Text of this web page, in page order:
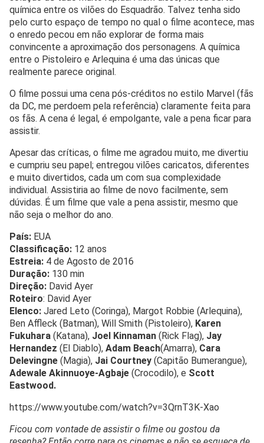
química entre os vilões do Esquadrão. Talvez tenha sido
pelo curto espaço de tempo no qual o filme acontece, mas
o enredo pecou em não explorar de forma mais
convincente a aproximação dos personagens. A química
entre o Pistoleiro e Arlequina é uma das únicas que
realmente parece original.
O filme possui uma cena pós-créditos no estilo Marvel (fãs
da DC, me perdoem pela referência) claramente feita para
os fãs. A cena é legal, é empolgante, vale a pena ficar para
assistir.
Apesar das críticas, o filme me agradou muito, me divertiu
e cumpriu seu papel; entregou vilões caricatos, diferentes
e muito divertidos, cada um com sua complexidade
individual. Assistiria ao filme de novo facilmente, sem
dúvidas. É um filme que vale a pena assistir, mesmo que
não seja o melhor do ano.
País: EUA
Classificação: 12 anos
Estreia: 4 de Agosto de 2016
Duração: 130 min
Direção: David Ayer
Roteiro: David Ayer
Elenco: Jared Leto (Coringa), Margot Robbie (Arlequina),
Ben Affleck (Batman), Will Smith (Pistoleiro), Karen
Fukuhara (Katana), Joel Kinnaman (Rick Flag), Jay
Hernandez (El Diablo), Adam Beach(Amarra), Cara
Delevingne (Magia), Jai Courtney (Capitão Bumerangue),
Adewale Akinnuoye-Agbaje (Crocodilo), e Scott
Eastwood.
https://www.youtube.com/watch?v=3QrnT3K-Xao
Ficou com vontade de assistir o filme ou gostou da